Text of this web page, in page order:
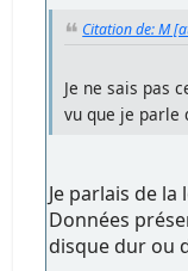
Citation de: M
Je ne sais pas
vu que je parle
Je parlais de
Données
disque dur ou